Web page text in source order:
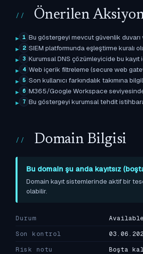
Önerilen
1 Bu göstergeyi mevcut güvenlik
2 SIEM platformunda eşleştirme kuralı
3 Kurumsal DNS çözümleyicide bu
4 Web içerik filtreleme (secure web
5 Son kullanıcı farkındalık takımına
6 M365/Google Workspace seviyesinde
7 Bu göstergeyi kurumsal tehdit
Domain Bilgisi
Bu domain şu anda kayıtsız
Domain kayıt sistemlerinde aktif bir
olabilir.
Durum
Son kontrol
Risk notu
Boşta